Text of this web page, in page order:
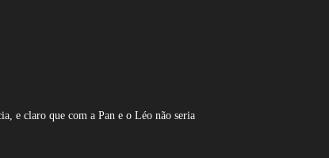
e claro que com a Pan e o Léo não seria